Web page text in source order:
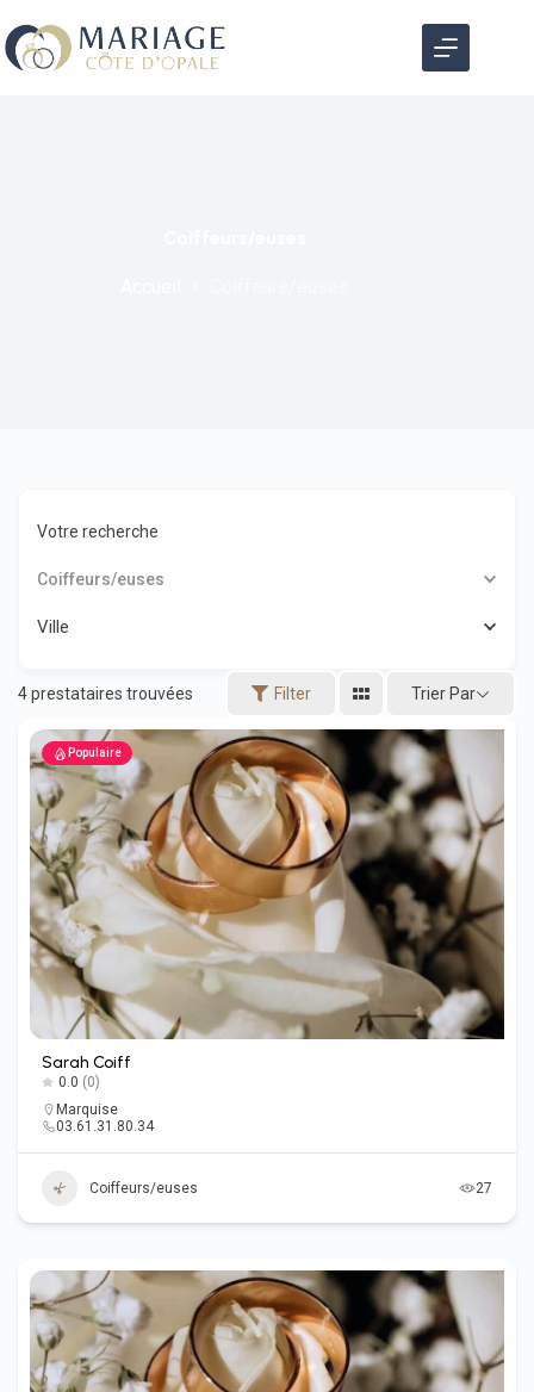
Votre recherche
Coiffeurs/euses
Ville
4prestataires trouvées Filter Trier Par
Populaire
Sarah Coiff
0.0 (0)
Marquise
03.61.31.80.34
Coiffeurs/euses 27